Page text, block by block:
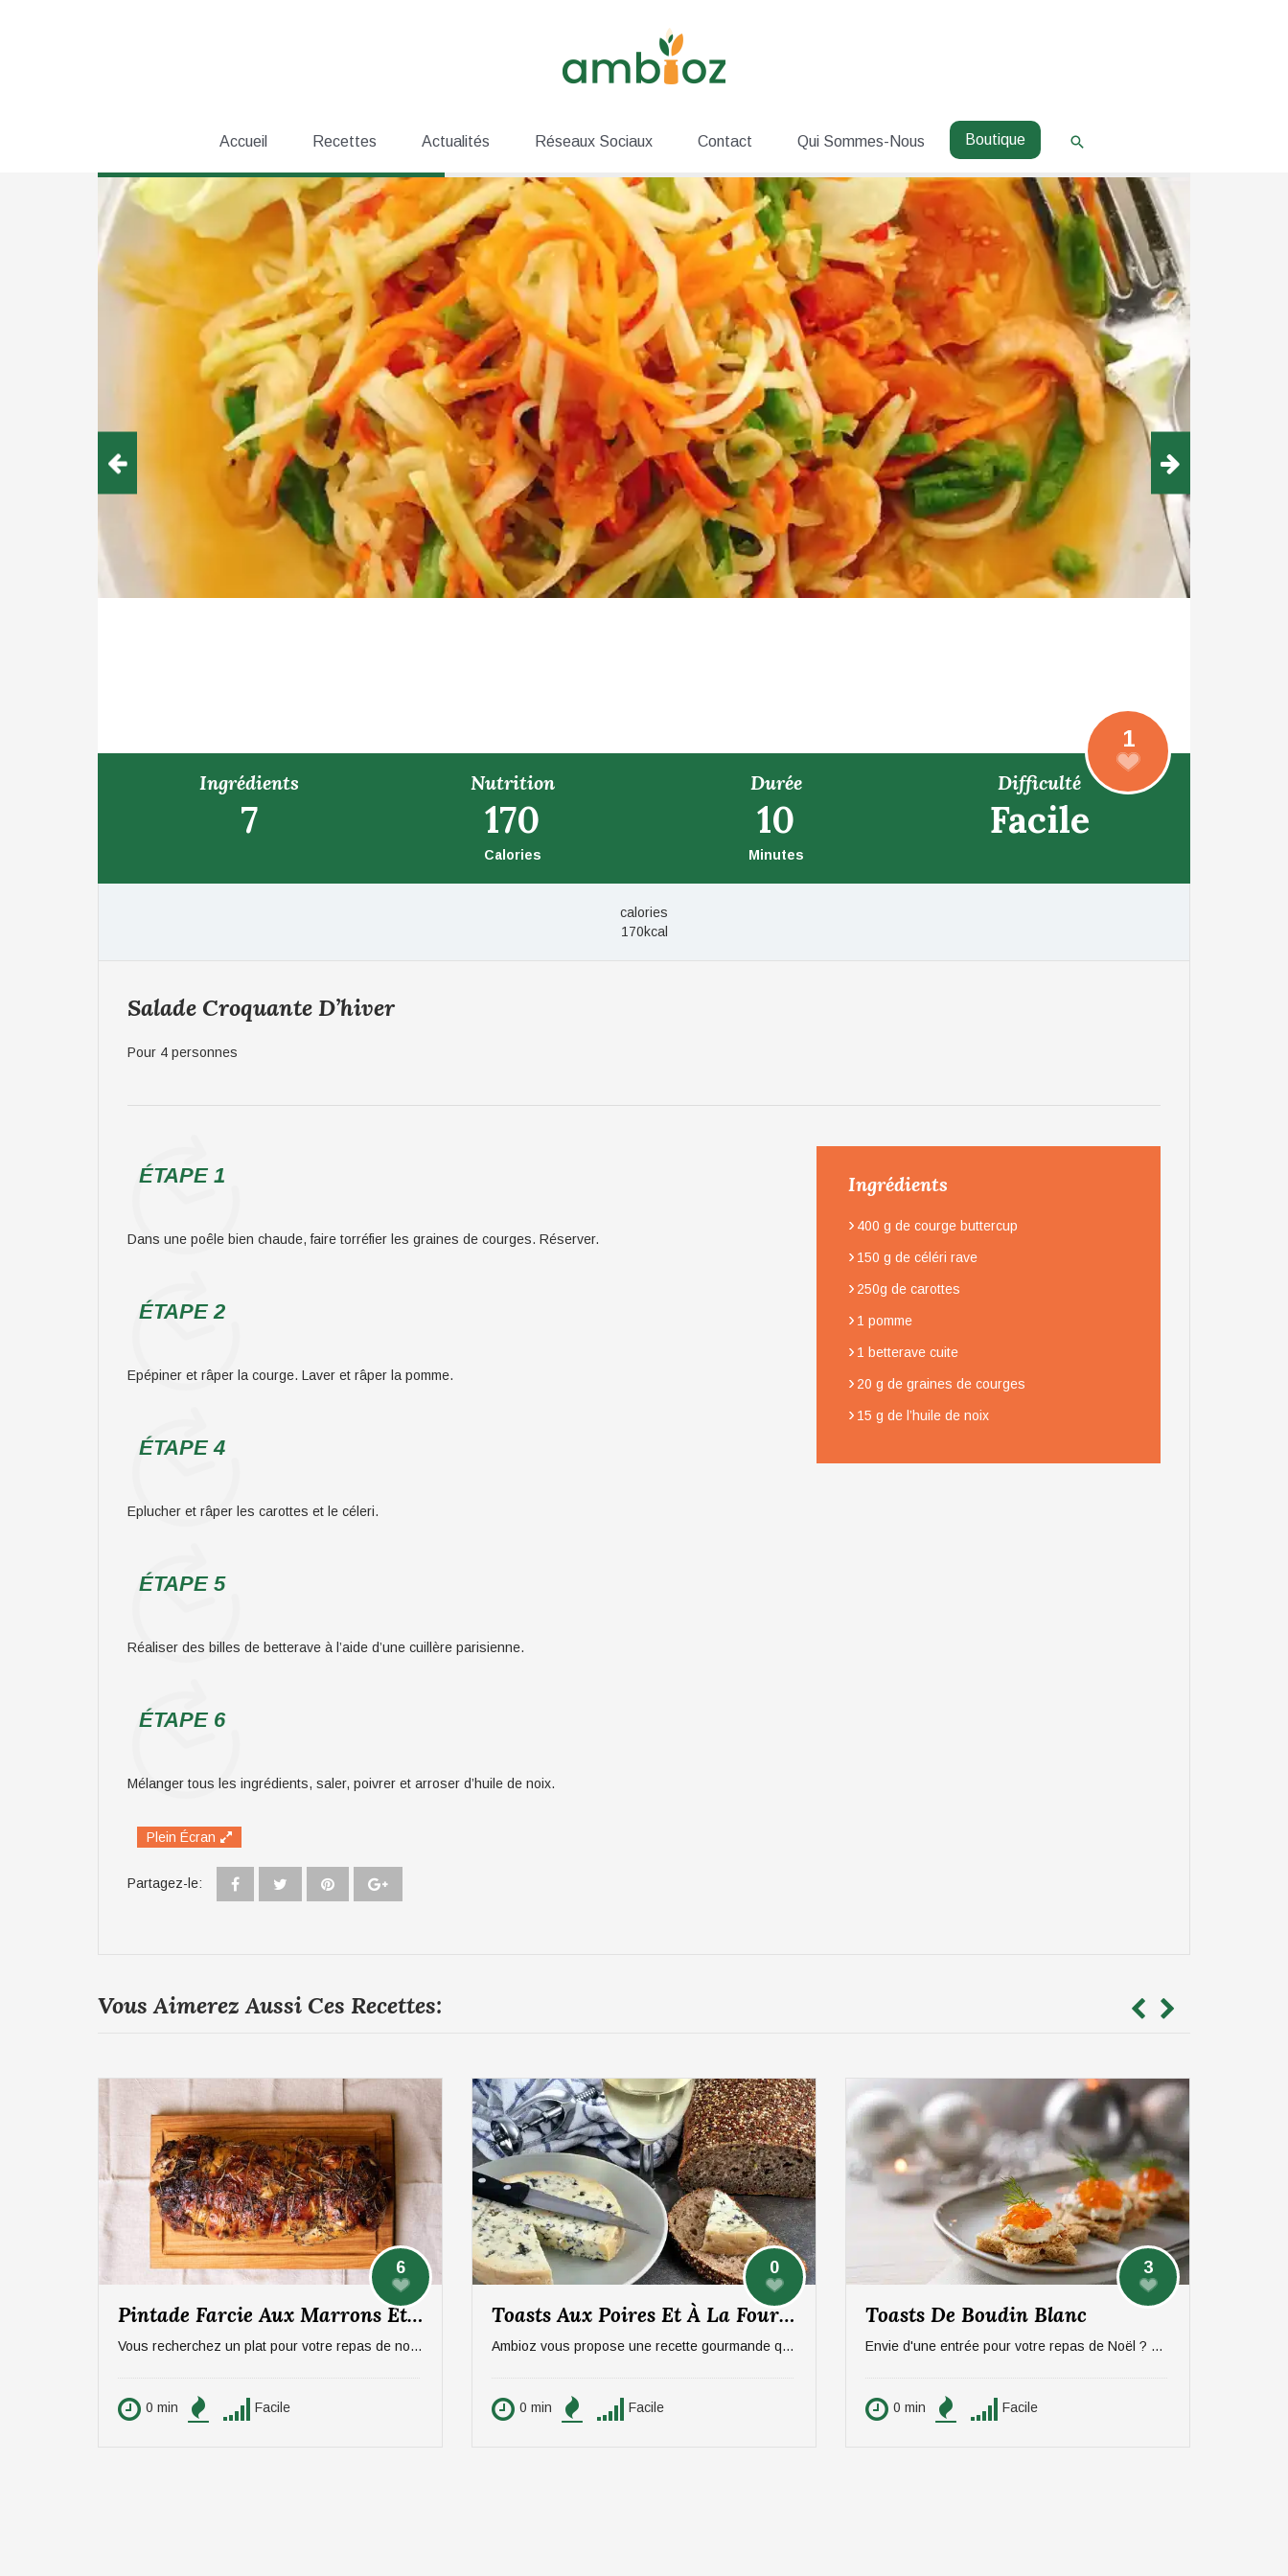
Accueil Recettes Actualités Réseaux Sociaux Contact Qui Sommes-Nous Boutique Rechercher
1
Ingrédients
7
Nutrition
170
Calories
Durée
10
Minutes
Difficulté
Facile
calories
170kcal
Salade Croquante D’hiver
Pour 4 personnes
ÉTAPE 1
Dans une poêle bien chaude, faire torréfier les graines de courges. Réserver.
ÉTAPE 2
Epépiner et râper la courge. Laver et râper la pomme.
ÉTAPE 4
Eplucher et râper les carottes et le céleri.
ÉTAPE 5
Réaliser des billes de betterave à l’aide d’une cuillère parisienne.
ÉTAPE 6
Mélanger tous les ingrédients, saler, poivrer et arroser d’huile de noix.
Plein Écran
Partagez-le:
Ingrédients
› 400 g de courge buttercup
› 150 g de céléri rave
› 250g de carottes
› 1 pomme
› 1 betterave cuite
› 20 g de graines de courges
› 15 g de l’huile de noix
Vous Aimerez Aussi Ces Recettes:
6
Pintade Farcie Aux Marrons Et Pommes, Sauce Aux Morilles
Vous recherchez un plat pour votre repas de noël ? On vous propose un plat qui épatera vos invités, digne d'un repas de fête ! La pintade farcie aux marrons et pommes, sauce aux morilles. Pour 6 personnes.
0 min Facile
0
Toasts Aux Poires Et À La Fourme D’Ambert
Ambioz vous propose une recette gourmande qui ravira vos papilles, notamment celles des amateurs de fromage. Une entrée sucré/salée à base de poires et de Fourme d'Ambert. Idéal pour 6 personnes.
0 min Facile
3
Toasts De Boudin Blanc
Envie d'une entrée pour votre repas de Noël ? On vous propose une recette sucré/salée rapide et efficace à base de pommes et boudin. Pour 6 personnes.
0 min Facile